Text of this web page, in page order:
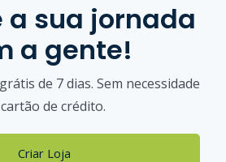
a sua jornada
a gente!
de 7 dias. Sem necessidade
de crédito.
Criar Loja